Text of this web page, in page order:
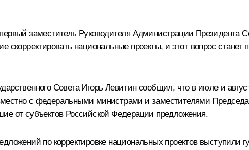
заместитель Руководителя Администрации Президента
скорректировать национальные проекты, и этот вопрос
Совета Игорь Левитин сообщил, что в июле и
с федеральными министрами и заместителями
от субъектов Российской Федерации предложения.
по корректировке национальных проектов выступили